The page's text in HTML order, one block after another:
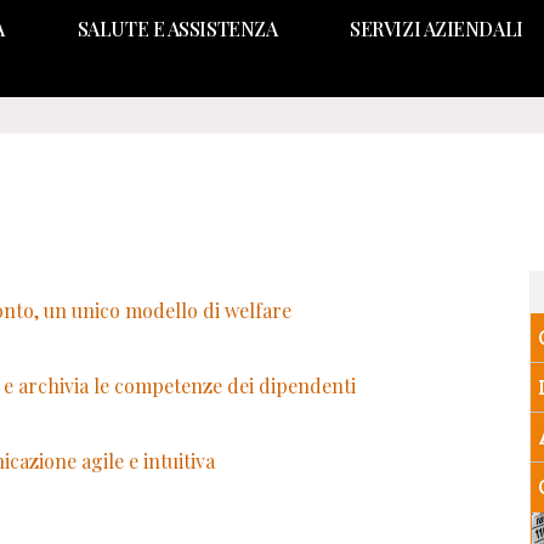
SALUTE E ASSISTENZA SERVIZI AZIENDALI
un unico modello di welfare
archivia le competenze dei dipendenti
agile e intuitiva